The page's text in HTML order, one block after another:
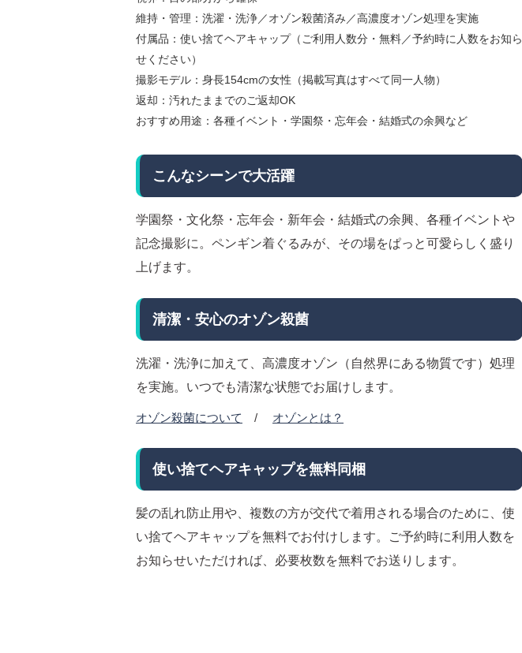
維持・管理：洗濯・洗浄／オゾン殺菌済み／高濃度オゾン処理を実施
付属品：使い捨てヘアキャップ（ご利用人数分・無料／予約時に人数をお知ら
せください）
撮影モデル：身長154cmの女性（掲載写真はすべて同一人物）
返却：汚れたままでのご返却OK
おすすめ用途：各種イベント・学園祭・忘年会・結婚式の余興など
こんなシーンで大活躍
学園祭・文化祭・忘年会・新年会・結婚式の余興、各種イベントや
記念撮影に。ペンギン着ぐるみが、その場をぱっと可愛らしく盛り
上げます。
清潔・安心のオゾン殺菌
洗濯・洗浄に加えて、高濃度オゾン（自然界にある物質です）処理
を実施。いつでも清潔な状態でお届けします。
オゾン殺菌について / オゾンとは？
使い捨てヘアキャップを無料同梱
髪の乱れ防止用や、複数の方が交代で着用される場合のために、使
い捨てヘアキャップを無料でお付けします。ご予約時に利用人数を
お知らせいただければ、必要枚数を無料でお送りします。